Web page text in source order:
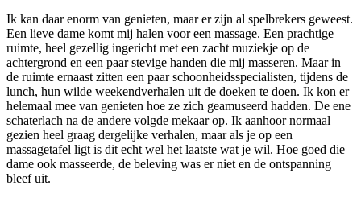
Ik kan daar enorm van genieten, maar er zijn al spelbrekers geweest.
Een lieve dame komt mij halen voor een massage. Een prachtige
ruimte, heel gezellig ingericht met een zacht muziekje op de
achtergrond en een paar stevige handen die mij masseren. Maar in
de ruimte ernaast zitten een paar schoonheidsspecialisten, tijdens de
lunch, hun wilde weekendverhalen uit de doeken te doen. Ik kon er
helemaal mee van genieten hoe ze zich geamuseerd hadden. De ene
schaterlach na de andere volgde mekaar op. Ik aanhoor normaal
gezien heel graag dergelijke verhalen, maar als je op een
massagetafel ligt is dit echt wel het laatste wat je wil. Hoe goed die
dame ook masseerde, de beleving was er niet en de ontspanning
bleef uit.